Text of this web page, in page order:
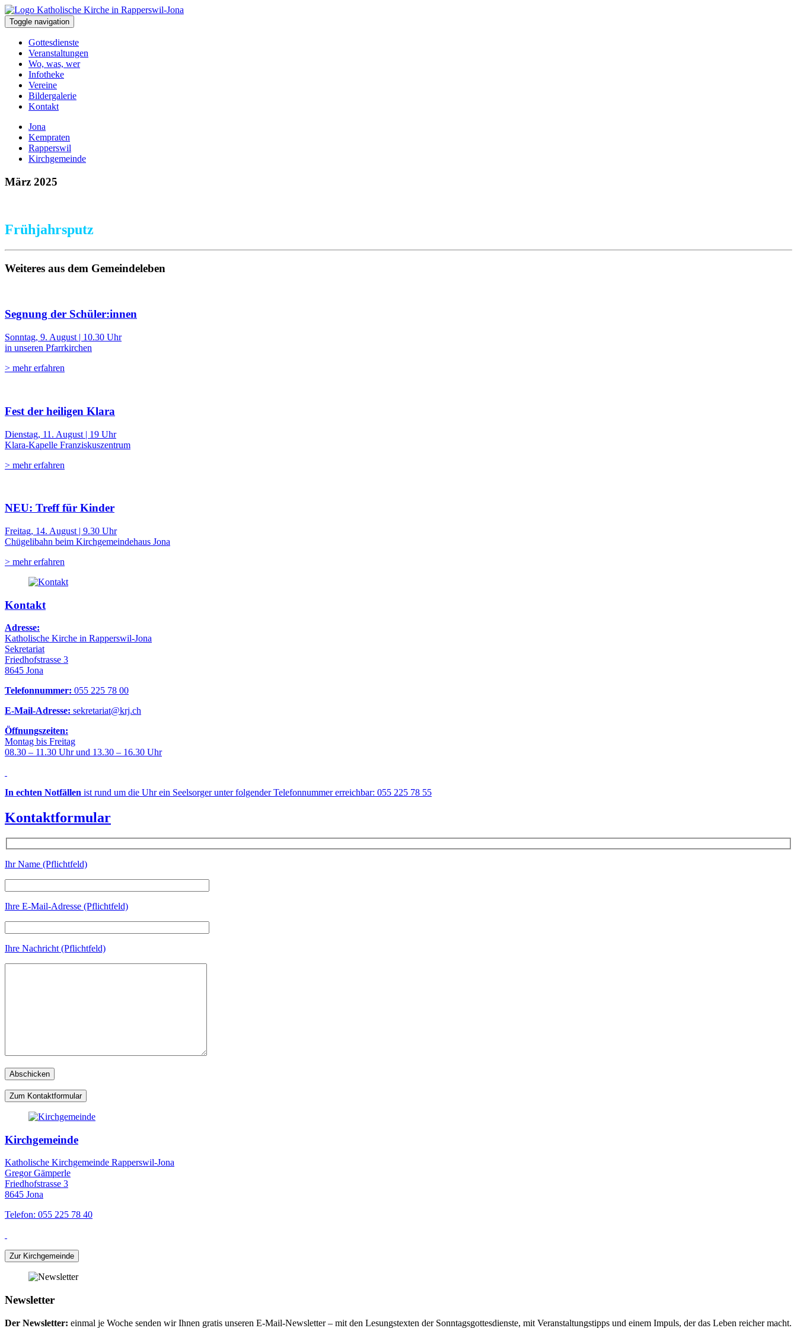
Toggle navigation
Gottesdienste
Veranstaltungen
Wo, was, wer
Infotheke
Vereine
Bildergalerie
Kontakt
Jona
Kempraten
Rapperswil
Kirchgemeinde
März 2025
Frühjahrsputz
Weiteres aus dem Gemeindeleben
Segnung der Schüler:innen
Sonntag, 9. August | 10.30 Uhr
in unseren Pfarrkirchen
> mehr erfahren
Fest der heiligen Klara
Dienstag, 11. August | 19 Uhr
Klara-Kapelle Franziskuszentrum
> mehr erfahren
NEU: Treff für Kinder
Freitag, 14. August | 9.30 Uhr
Chügelibahn beim Kirchgemeindehaus Jona
> mehr erfahren
Kontakt
Adresse:
Katholische Kirche in Rapperswil-Jona
Sekretariat
Friedhofstrasse 3
8645 Jona
Telefonnummer: 055 225 78 00
E-Mail-Adresse: sekretariat@krj.ch
Öffnungszeiten:
Montag bis Freitag
08.30 – 11.30 Uhr und 13.30 – 16.30 Uhr
In echten Notfällen ist rund um die Uhr ein Seelsorger unter folgender Telefonnummer erreichbar: 055 225 78 55
Kontaktformular
Ihr Name (Pflichtfeld)
Ihre E-Mail-Adresse (Pflichtfeld)
Ihre Nachricht (Pflichtfeld)
Zum Kontaktformular
Kirchgemeinde
Katholische Kirchgemeinde Rapperswil-Jona
Gregor Gämperle
Friedhofstrasse 3
8645 Jona
Telefon: 055 225 78 40
Zur Kirchgemeinde
Newsletter
Der Newsletter: einmal je Woche senden wir Ihnen gratis unseren E-Mail-Newsletter – mit den Lesungstexten der Sonntagsgottesdienste, mit Veranstaltungstipps und einem Impuls, der das Leben reicher macht.